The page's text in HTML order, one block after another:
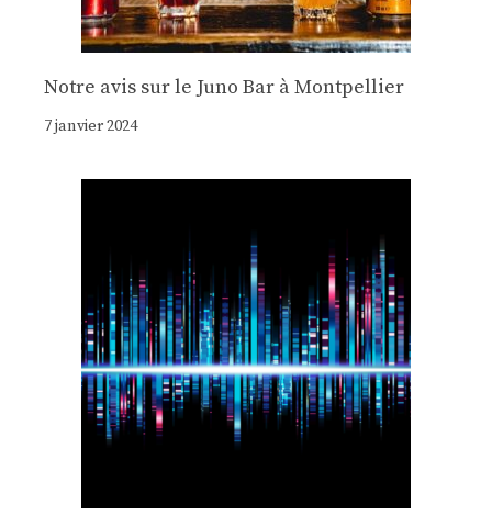
Notre avis sur le Juno Bar à Montpellier
7 janvier 2024